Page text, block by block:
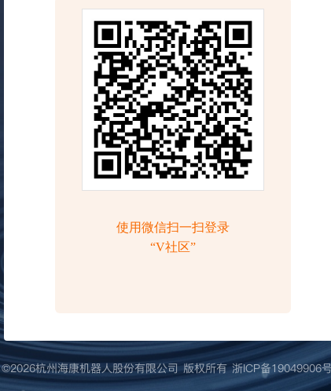
©️2026杭州海康机器人股份有限公司 版权所有浙ICP备19049906